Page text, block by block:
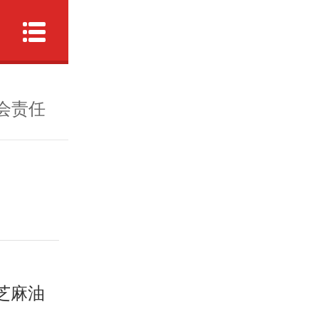
责任
麻油